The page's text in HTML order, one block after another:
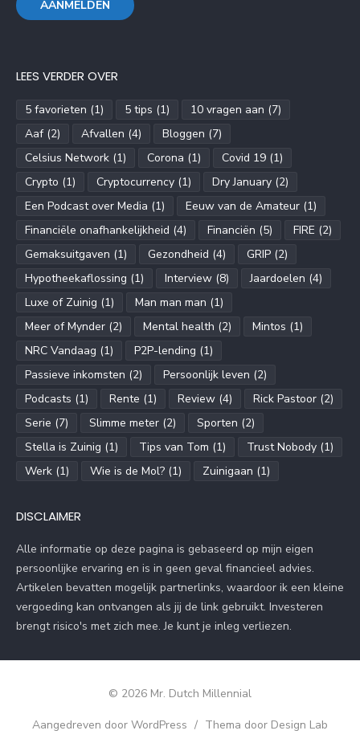
LEES VERDER OVER
5 favorieten (1) 5 tips (1) 10 vragen aan (7)
Aaf(2) Afvallen (4) Bloggen (7)
Celsius Network (1) Corona (1) Covid 19 (1)
Crypto (1) Cryptocurrency (1) Dry January (2)
Een Podcast over Media (1) Eeuw van de Amateur (1)
Financiële onafhankelijkheid (4) Financiën (5) FIRE (2)
Gemaksuitgaven (1) Gezondheid (4) GRIP (2)
Hypotheekaflossing (1) Interview (8) Jaardoelen (4)
Luxe of Zuinig (1) Man man man (1)
Meer of Mynder (2) Mental health (2) Mintos (1)
NRC Vandaag (1) P2P-lending (1)
Passieve inkomsten (2) Persoonlijk leven (2)
Podcasts (1) Rente (1) Review (4) Rick Pastoor (2)
Serie (7) Slimme meter (2) Sporten (2)
Stella is Zuinig (1) Tips van Tom (1) Trust Nobody (1)
Werk (1) Wie is de Mol? (1) Zuinigaan (1)
DISCLAIMER
Alle informatie op deze pagina is gebaseerd op mijn eigen
persoonlijke ervaring en is in geen geval financieel advies.
Artikelen bevatten mogelijk partnerlinks, waardoor ik een kleine
vergoeding kan ontvangen als jij de link gebruikt. Investeren
brengt risico's met zich mee. Je kunt je inleg verliezen.
© 2026 Mr. Dutch Millennial
Aangedreven door WordPress / Thema door Design Lab